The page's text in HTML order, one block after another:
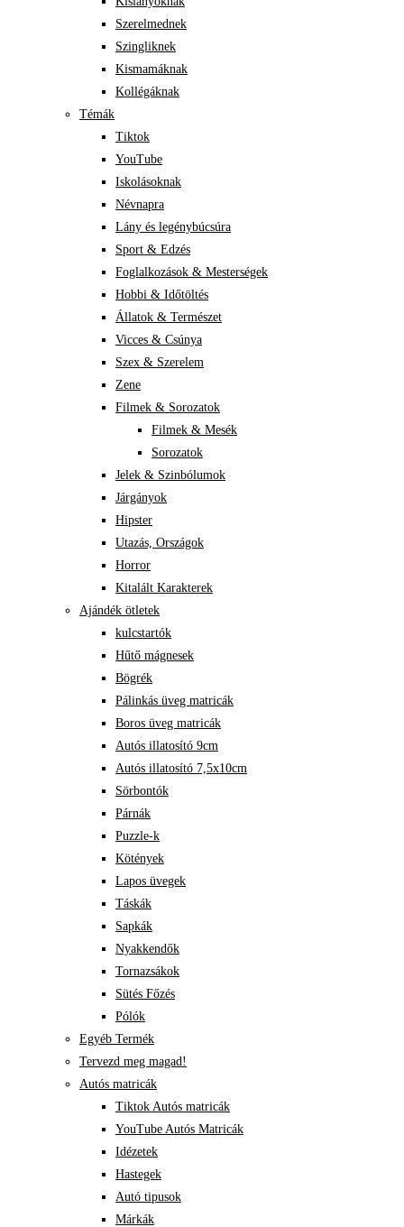
Szerelmednek
Szingliknek
Kismamáknak
Kollégáknak
Témák
Tiktok
YouTube
Iskolásoknak
Névnapra
Lány és legénybúcsúra
Sport & Edzés
Foglalkozások & Mesterségek
Hobbi & Időtöltés
Állatok & Természet
Vicces & Csúnya
Szex & Szerelem
Zene
Filmek & Sorozatok
Filmek & Mesék
Sorozatok
Jelek & Szinbólumok
Járgányok
Hipster
Utazás, Országok
Horror
Kitalált Karakterek
Ajándék ötletek
kulcstartók
Hűtő mágnesek
Bögrék
Pálinkás üveg matricák
Boros üveg matricák
Autós illatosító 9cm
Autós illatosító 7,5x10cm
Sörbontók
Párnák
Puzzle-k
Kötények
Lapos üvegek
Táskák
Sapkák
Nyakkendők
Tornazsákok
Sütés Főzés
Pólók
Egyéb Termék
Tervezd meg magad!
Autós matricák
Tiktok Autós matricák
YouTube Autós Matricák
Idézetek
Hastegek
Autó tipusok
Márkák